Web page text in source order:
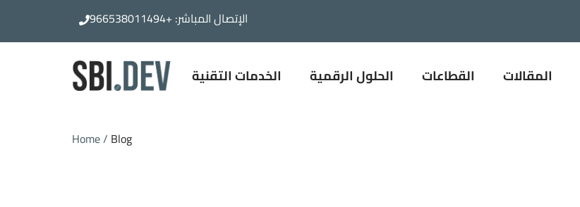
الإتصال المباشر: +966538011494
الخدمات التقنية الحلول الرقمية القطاعات المقالات
الخدمات التقنية
Home / Blog